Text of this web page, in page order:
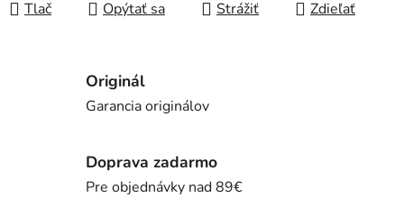
Tlač Opýtať sa Strážiť Zdieľať
Originál
Garancia originálov
Doprava zadarmo
Pre objednávky nad 89€